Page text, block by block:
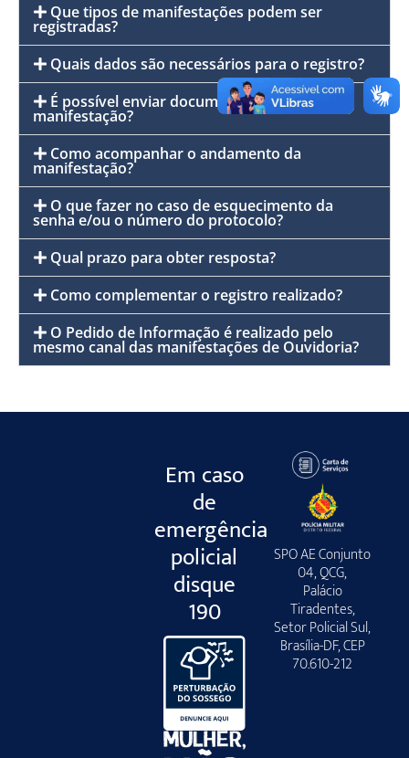
Que tipos de manifestações podem ser
registradas?
Quais dados são necessários para o registro?
É possível enviar documentos referentes à
manifestação?
Como acompanhar o andamento da
manifestação?
O que fazer no caso de esquecimento da
senha e/ou o número do protocolo?
Qual prazo para obter resposta?
Como complementar o registro realizado?
O Pedido de Informação é realizado pelo
mesmo canal das manifestações de Ouvidoria?
Em caso
de
emergência
policial
disque
190
SPO AE Conjunto
04, QCG,
Palácio
Tiradentes,
Setor Policial Sul,
Brasília-DF, CEP
70.610-212